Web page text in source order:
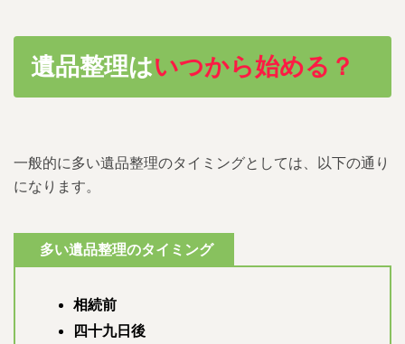
2.遺品整理はいつから始める？
2.1.遺品整理をする前に
3.1.自分でする遺品整理で準備する物
3.1.2.２.ゴミ袋
3.1.3.
ンチ・ビニールひも等）
遺品整理はいつから始める？
一般的に多い遺品整理のタイミングとしては、以下の通り
になります。
多い遺品整理のタイミング
相続前
四十九日後